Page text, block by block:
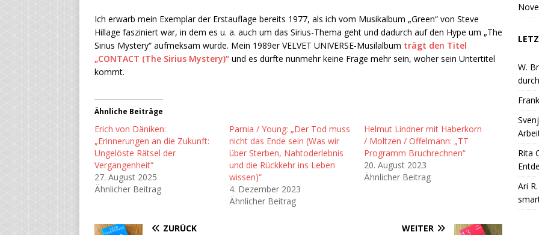
Ich erwarb mein Exemplar der Erstauflage bereits 1977, als ich vom Musikalbum „Green“ von Steve
Hillage fasziniert war, in dem es u. a. auch um das Sirius-Thema geht und dadurch auf den Hype um „The
Sirius Mystery“ aufmeksam wurde. Mein 1989er VELVET UNIVERSE-Musilalbum trägt den Titel
„CONTACT (The Sirius Mystery)“ und es dürfte nunmehr keine Frage mehr sein, woher sein Untertitel
kommt.
Ähnliche Beiträge
Erich von Däniken:
„Erinnerungen an die Zukunft:
Ungelöste Rätsel der
Vergangenheit“
27. August 2025
Ähnlicher Beitrag
Parnia / Young: „Der Tod muss
nicht das Ende sein (Was wir
über Sterben, Nahtoderlebnis
und die Rückkehr ins Leben
wissen)“
4. Dezember 2023
Ähnlicher Beitrag
Helmut Lindner mit Haberkorn
/ Moltzen / Offelmann: „TT
Programm Bruchrechnen“
20. August 2023
Ähnlicher Beitrag
ZURÜCK WEITER
W.
Rita
Ari